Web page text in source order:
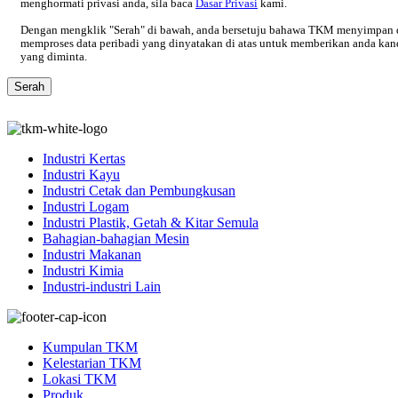
menghormati privasi anda, sila baca Dasar Privasi kami.
Dengan mengklik "Serah" di bawah, anda bersetuju bahawa TKM menyimpan
memproses data peribadi yang dinyatakan di atas untuk memberikan anda
yang diminta.
Industri Kertas
Industri Kayu
Industri Cetak dan Pembungkusan
Industri Logam
Industri Plastik, Getah & Kitar Semula
Bahagian-bahagian Mesin
Industri Makanan
Industri Kimia
Industri-industri Lain
Kumpulan TKM
Kelestarian TKM
Lokasi TKM